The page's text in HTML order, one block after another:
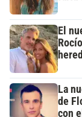
El
La
de
con